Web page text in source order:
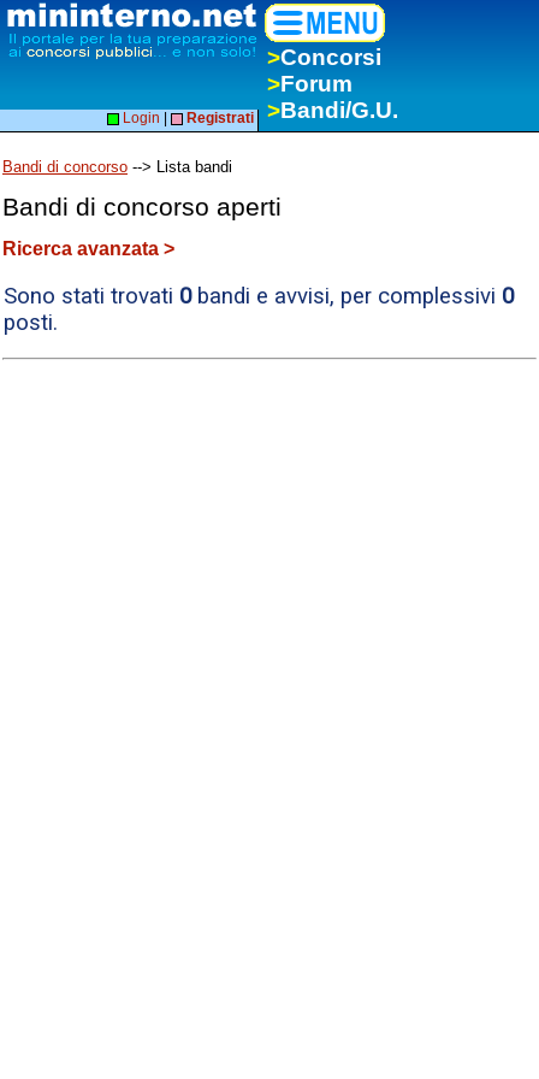
>Concorsi
>Forum
>Bandi/G.U.
Login Registrati
Bandi di concorso --> Lista bandi
Bandi di concorso aperti
Ricerca avanzata >
Sono stati trovati 0bandi e avvisi, per complessivi 0
posti.